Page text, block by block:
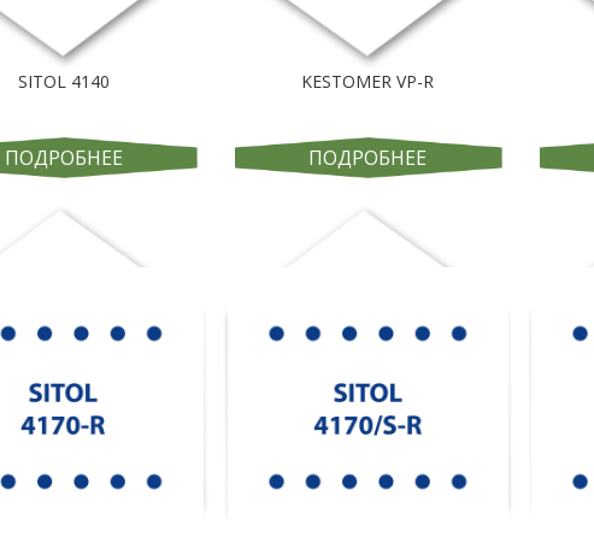
SITOL 4140
ПОДРОБНЕЕ
KESTOMER VP-R
ПОДРОБНЕЕ